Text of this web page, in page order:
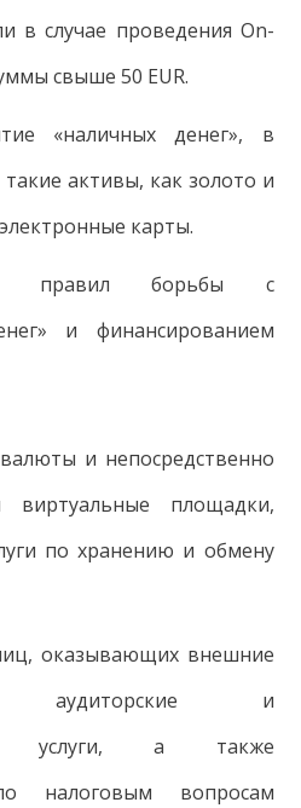
в случае проведения On-
свыше 50 EUR.
«наличных денег», в
такие активы, как золото и
карты.
правил борьбы с
и финансированием
и непосредственно
площадки,
по хранению и обмену
оказывающих внешние
аудиторские и
услуги, а также
налоговым вопросам